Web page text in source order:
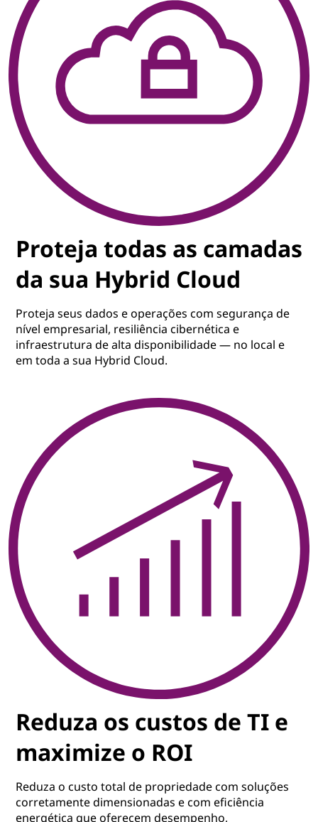
Proteja todas as camadas
da sua Hybrid Cloud
Proteja seus dados e operações com segurança de
nível empresarial, resiliência cibernética e
infraestrutura de alta disponibilidade — no local e
em toda a sua Hybrid Cloud.
Reduza os custos de TI e
maximize o ROI
Reduza o custo total de propriedade com soluções
corretamente dimensionadas e com eficiência
energética que oferecem desempenho,